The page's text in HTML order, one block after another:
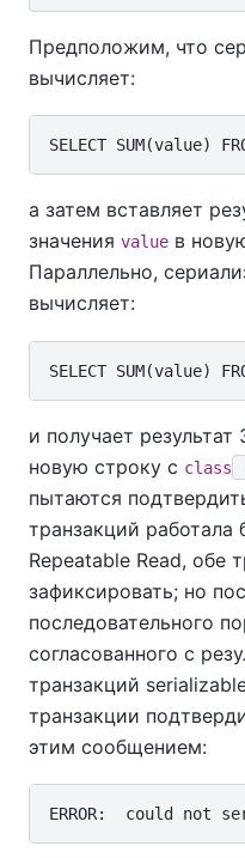
Предположим, что
вычисляет:
а затем вставляет
значения value в
Параллельно,
вычисляет:
и получает
новую строку с class
пытаются
транзакций работала
Repeatable Read, обе
зафиксировать; но
последовательного
согласованного с
транзакций
транзакции
этим сообщением: